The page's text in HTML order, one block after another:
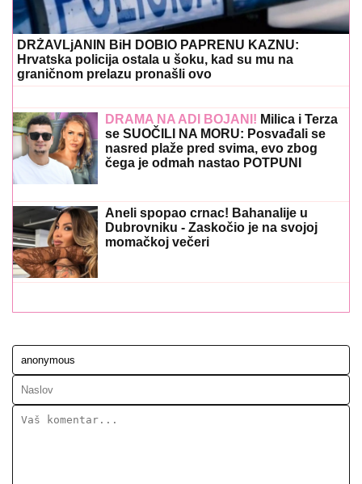
DRŽAVLjANIN BiH DOBIO PAPRENU KAZNU:
Hrvatska policija ostala u šoku, kad su mu na
graničnom prelazu pronašli ovo
DRAMA NA ADI BOJANI! Milica i Terza
se SUOČILI NA MORU: Posvađali se
nasred plaže pred svima, evo zbog
čega je odmah nastao POTPUNI
Aneli spopao crnac! Bahanalije u
Dubrovniku - Zaskočio je na svojoj
momačkoj večeri